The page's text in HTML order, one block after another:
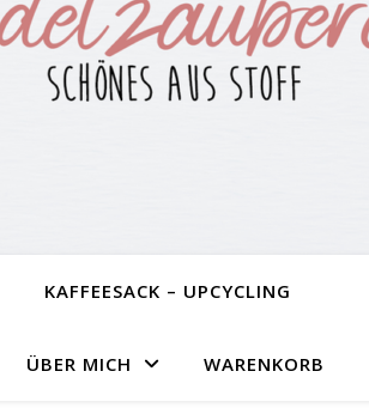
KAFFEESACK – UPCYCLING
ÜBER MICH WARENKORB